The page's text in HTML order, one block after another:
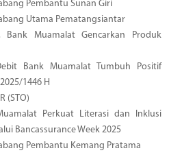
Pembantu Sunan Giri
Utama Pematangsiantar
Bank Muamalat Gencarkan Produk
Bank Muamalat Tumbuh Positif
1446 H
(STO)
Perkuat Literasi dan Inklusi
Bancassurance Week 2025
Pembantu Kemang Pratama